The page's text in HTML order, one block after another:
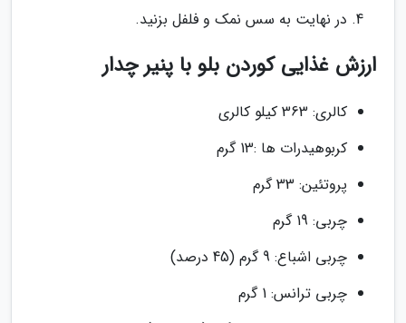
در نهایت به سس نمک و فلفل بزنید.
ارزش غذایی کوردن بلو با پنیر چدار
کالری: 363 کیلو کالری
کربوهیدرات ها :13 گرم
پروتئین: 33 گرم
چربی: 19 گرم
چربی اشباع: 9 گرم (45 درصد)
چربی ترانس: 1 گرم